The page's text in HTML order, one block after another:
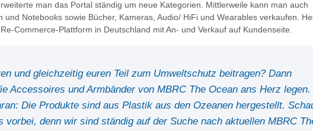
man das Portal ständig um neue Kategorien. Mittlerweile kann man auch
und Notebooks sowie Bücher, Kameras, Audio/ HiFi und Wearables verkaufen.
Commerce-Plattform in Deutschland mit An- und Verkauf auf Kundenseite.
und gleichzeitig euren Teil zum Umweltschutz beitragen? Dann
Accessoires und Armbänder von MBRC The Ocean ans Herz legen.
Die Produkte sind aus Plastik aus den Ozeanen hergestellt.
vorbei, denn wir sind ständig auf der Suche nach aktuellen MBRC